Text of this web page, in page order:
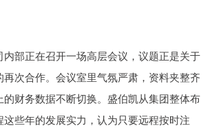
部正在召开一场高层会议，议题正是关于
次合作。会议室里气氛严肃，资料夹整齐
财务数据不断切换。盛伯凯从集团整体布
这些年的发展实力，认为只要远程按时注